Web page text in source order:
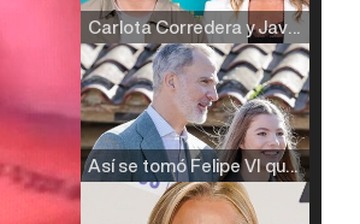
Carlota Corredera y Javier de Hoyos: "La tele tiene que representar al público también y aquí están todos los perfiles posibles&quo;
Así se tomó Felipe VI que la Infanta Sofía no quisiera recibir formación militar